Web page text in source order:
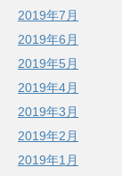
2019年7月
2019年6月
2019年5月
2019年4月
2019年3月
2019年2月
2019年1月